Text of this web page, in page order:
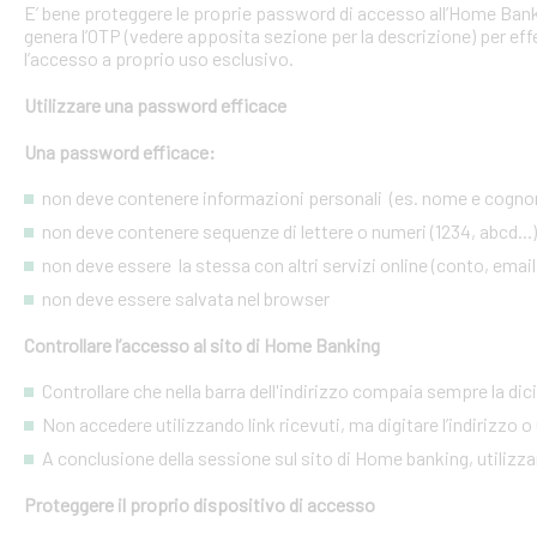
E’ bene proteggere le proprie password di accesso all’Home
genera l’OTP (vedere apposita sezione per la descrizione) per
l’accesso a proprio uso esclusivo.
Utilizzare una password efficace
Una password efficace:
non deve contenere informazioni personali (es. nome e
non deve contenere sequenze di lettere o numeri (1234, abcd...)
non deve essere la stessa con altri servizi online (conto,
non deve essere salvata nel browser
Controllare l’accesso al sito di Home Banking
Controllare che nella barra dell'indirizzo compaia sempre la
Non accedere utilizzando link ricevuti, ma digitare l’indirizzo
A conclusione della sessione sul sito di Home banking,
Proteggere il proprio dispositivo di accesso